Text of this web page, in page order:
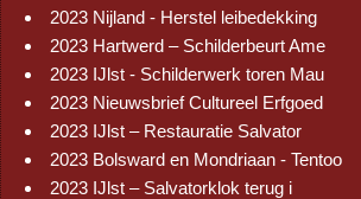
2023 Nijland - Herstel leibedekking
2023 Hartwerd – Schilderbeurt Ame
2023 IJlst - Schilderwerk toren Mau
2023 Nieuwsbrief Cultureel Erfgoed
2023 IJlst – Restauratie Salvator
2023 Bolsward en Mondriaan - Tentoo
2023 IJlst – Salvatorklok terug i